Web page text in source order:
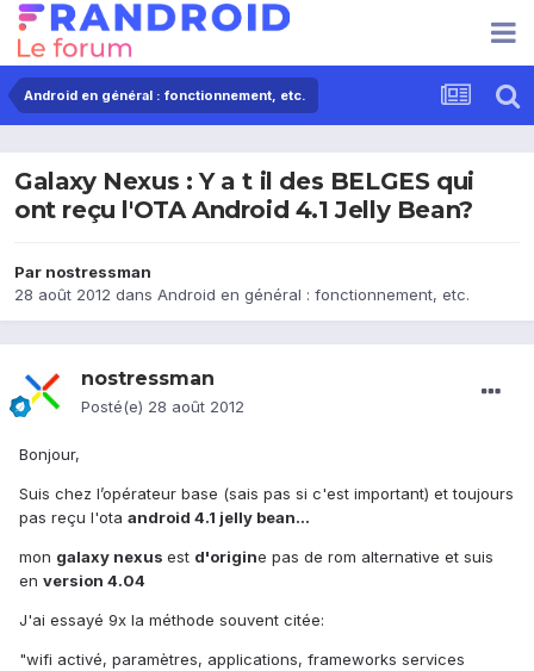
Android en général : fonctionnement, etc.
Galaxy Nexus : Y a t il des BELGES qui
ont reçu l'OTA Android 4.1 Jelly Bean?
Par nostressman
28 août 2012 dans Android en général : fonctionnement, etc.
nostressman
Posté(e) 28 août 2012
Bonjour,
Suis chez l’opérateur base (sais pas si c'est important) et toujours
pas reçu l'ota android 4.1 jelly bean...
mon galaxy nexus est d'origine pas de rom alternative et suis
en version 4.04
J'ai essayé 9x la méthode souvent citée:
"wifi activé, paramètres, applications, frameworks services